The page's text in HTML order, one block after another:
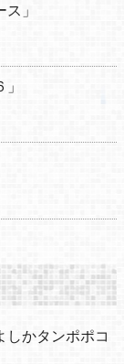
」
」
しかタンポポコ